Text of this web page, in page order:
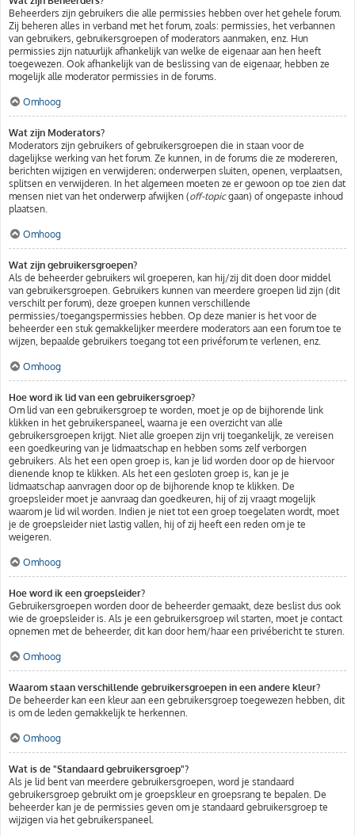
Beheerders zijn gebruikers die alle permissies hebben over het gehele forum.
Zij beheren alles in verband met het forum, zoals: permissies, het verbannen
van gebruikers, gebruikersgroepen of moderators aanmaken, enz. Hun
permissies zijn natuurlijk afhankelijk van welke de eigenaar aan hen heeft
toegewezen. Ook afhankelijk van de beslissing van de eigenaar, hebben ze
mogelijk alle moderator permissies in de forums.
Omhoog
Wat zijn Moderators?
Moderators zijn gebruikers of gebruikersgroepen die in staan voor de
dagelijkse werking van het forum. Ze kunnen, in de forums die ze modereren,
berichten wijzigen en verwijderen; onderwerpen sluiten, openen, verplaatsen,
splitsen en verwijderen. In het algemeen moeten ze er gewoon op toe zien dat
mensen niet van het onderwerp afwijken (off-topicgaan) of ongepaste inhoud
plaatsen.
Omhoog
Wat zijn gebruikersgroepen?
Als de beheerder gebruikers wil groeperen, kan hij/zij dit doen door middel
van gebruikersgroepen. Gebruikers kunnen van meerdere groepen lid zijn (dit
verschilt per forum), deze groepen kunnen verschillende
permissies/toegangspermissies hebben. Op deze manier is het voor de
beheerder een stuk gemakkelijker meerdere moderators aan een forum toe te
wijzen, bepaalde gebruikers toegang tot een privéforum te verlenen, enz.
Omhoog
Hoe word ik lid van een gebruikersgroep?
Om lid van een gebruikersgroep te worden, moet je op de bijhorende link
klikken in het gebruikerspaneel, waarna je een overzicht van alle
gebruikersgroepen krijgt. Niet alle groepen zijn vrij toegankelijk, ze vereisen
een goedkeuring van je lidmaatschap en hebben soms zelf verborgen
gebruikers. Als het een open groep is, kan je lid worden door op de hiervoor
dienende knop te klikken. Als het een gesloten groep is, kan je je
lidmaatschap aanvragen door op de bijhorende knop te klikken. De
groepsleider moet je aanvraag dan goedkeuren, hij of zij vraagt mogelijk
waarom je lid wil worden. Indien je niet tot een groep toegelaten wordt, moet
je de groepsleider niet lastig vallen, hij of zij heeft een reden om je te
weigeren.
Omhoog
Hoe word ik een groepsleider?
Gebruikersgroepen worden door de beheerder gemaakt, deze beslist dus ook
wie de groepsleider is. Als je een gebruikersgroep wil starten, moet je contact
opnemen met de beheerder, dit kan door hem/haar een privébericht te sturen.
Omhoog
Waarom staan verschillende gebruikersgroepen in een andere kleur?
De beheerder kan een kleur aan een gebruikersgroep toegewezen hebben, dit
is om de leden gemakkelijk te herkennen.
Omhoog
Wat is de "Standaard gebruikersgroep"?
Als je lid bent van meerdere gebruikersgroepen, word je standaard
gebruikersgroep gebruikt om je groepskleur en groepsrang te bepalen. De
beheerder kan je de permissies geven om je standaard gebruikersgroep te
wijzigen via het gebruikerspaneel.